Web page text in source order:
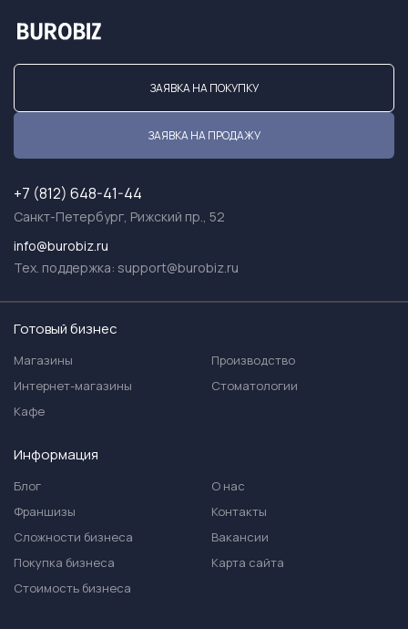
ЗАЯВКА НА ПОКУПКУ
ЗАЯВКА НА ПРОДАЖУ
+7 (812) 648-41-44
Санкт-Петербург, Рижский пр., 52
info@burobiz.ru
Тех. поддержка: support@burobiz.ru
Готовый бизнес
Магазины
Интернет-магазины
Кафе
Производство
Стоматологии
Информация
Блог
Франшизы
Сложности бизнеса
Покупка бизнеса
Стоимость бизнеса
О нас
Контакты
Вакансии
Карта сайта